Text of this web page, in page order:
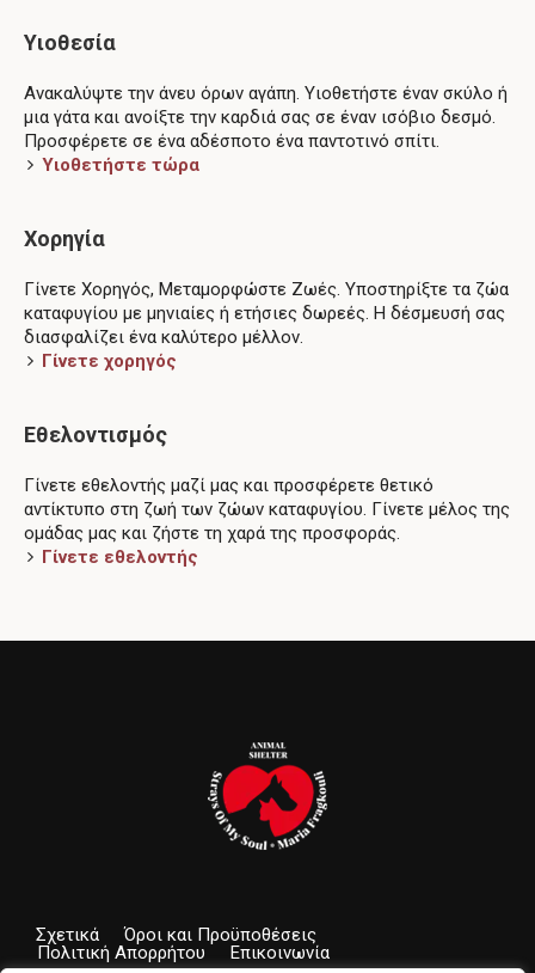
Υιοθεσία
Ανακαλύψτε την άνευ όρων αγάπη. Υιοθετήστε έναν σκύλο ή
μια γάτα και ανοίξτε την καρδιά σας σε έναν ισόβιο δεσμό.
Προσφέρετε σε ένα αδέσποτο ένα παντοτινό σπίτι.
Υιοθετήστε τώρα
Χορηγία
Γίνετε Χορηγός, Μεταμορφώστε Ζωές. Υποστηρίξτε τα ζώα
καταφυγίου με μηνιαίες ή ετήσιες δωρεές. Η δέσμευσή σας
διασφαλίζει ένα καλύτερο μέλλον.
Γίνετε χορηγός
Εθελοντισμός
Γίνετε εθελοντής μαζί μας και προσφέρετε θετικό
αντίκτυπο στη ζωή των ζώων καταφυγίου. Γίνετε μέλος της
ομάδας μας και ζήστε τη χαρά της προσφοράς.
Γίνετε εθελοντής
Σχετικά
Όροι και Προϋποθέσεις
Πολιτική Απορρήτου
Επικοινωνία